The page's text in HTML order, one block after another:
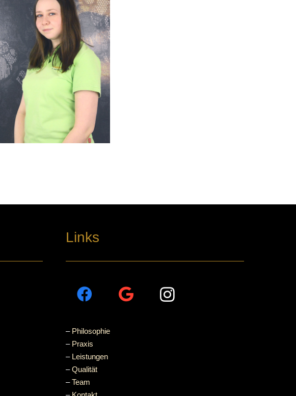
Links
– Philosophie
– Praxis
– Leistungen
–Qualität
–Team